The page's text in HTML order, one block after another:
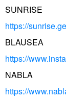
SUNRISE
https://
BLAUSEA
https://
NABLA
https://